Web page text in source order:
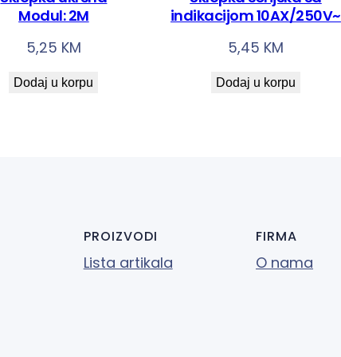
Modul: 2M
5,25 KM
Dodaj u korpu
indikacijom 10AX/250V~
5,45 KM
Dodaj u korpu
PROIZVODI
Lista artikala
FIRMA
O nama